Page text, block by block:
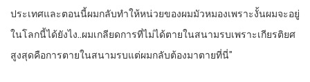
ประเทศและตอนนี้ผมกลับทำให้หน่วยของผมมัวหมองเพราะงั้นผมจะอยู่
ในโลกนี้ได้ยังไง..ผมเกลียดการที่ไม่ได้ตายในสนามรบเพราะเกียรติยศ
สูงสุดคือการตายในสนามรบแต่ผมกลับต้องมาตายที่นี่”